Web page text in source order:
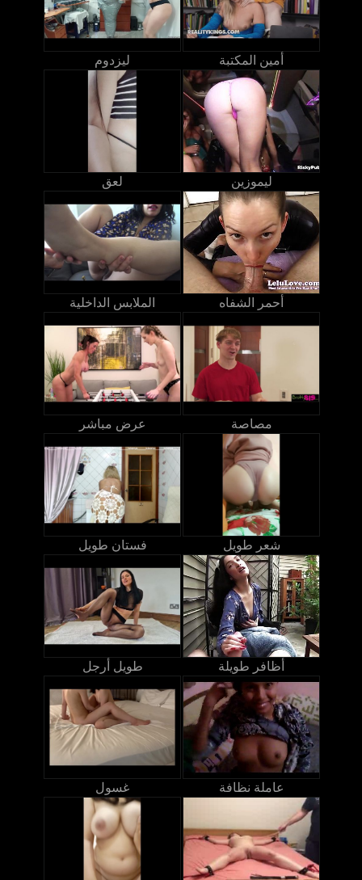
ليزدوم أمين المكتبة
لعق ليموزين
الملابس الداخلية أحمر الشفاه
عرض مباشر مصاصة
فستان طويل شعر طويل
طويل أرجل أظافر طويلة
غسول عاملة نظافة